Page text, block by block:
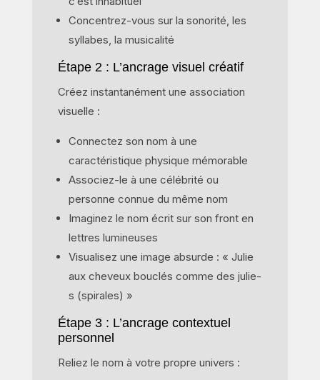
Concentrez-vous sur la sonorité, les
syllabes, la musicalité
Étape 2 : L’ancrage visuel créatif
Créez instantanément une association
visuelle :
Connectez son nom à une
caractéristique physique mémorable
Associez-le à une célébrité ou
personne connue du même nom
Imaginez le nom écrit sur son front en
lettres lumineuses
Visualisez une image absurde : « Julie
aux cheveux bouclés comme des julie-
s (spirales) »
Étape 3 : L’ancrage contextuel
personnel
Reliez le nom à votre propre univers :